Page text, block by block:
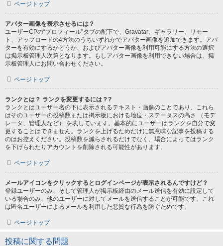
ページトップ
アバター画像を表示させるには？
ユーザーCPの“プロフィール”タブの配下で、Gravatar、ギャラリー、リモー
ト、アップロードの4方法のうちいずれかでアバター画像を追加できます。アバ
ターを有効にするかどうか、およびアバター画像を利用可能にする方法の選択
は掲示板管理人次第となります。もしアバター画像を利用できない場合は、掲
示板管理人にお問い合わせください。
ページトップ
ランクとは？ ランクを変更するには？?
ランクとはユーザー名の下に表示されるテキスト・画像のことであり、これら
はそのユーザーの投稿数または掲示板における地位・ステータスの高さ （モデ
レータ、管理人など） を表しています。基本的にユーザーはランクを自分で変
更することはできません。ランクを上げるためだけに無意味な記事を投稿する
のはお控えください。投稿数を減らされるだけでなく、場合によってはランク
を下げられたりアカウントを削除される可能性があります。
ページトップ
メールアイコンをクリックするとログインページが表示されるんですけど？
登録ユーザーのみ、そして管理人が掲示板経由のメール送信を有効に設定して
いる場合のみ、他のユーザーに対してメールを送信することが可能です。これ
は匿名ユーザーによるメールを利用した悪質な行為を防ぐためです。
ページトップ
投稿に関する問題